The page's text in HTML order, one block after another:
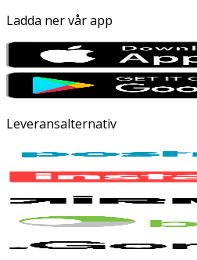
Ladda ner vår app
Leveransalternativ